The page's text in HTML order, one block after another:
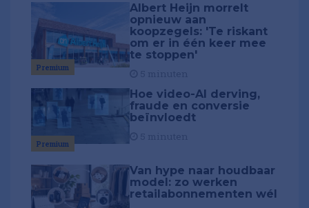
Premium
Albert Heijn morrelt
opnieuw aan
koopzegels: 'Te riskant
om er in één keer mee
te stoppen'
Premium
Hoe video-AI derving,
fraude en conversie
beïnvloedt
Van hype naar houdbaar
model: zo werken
retailabonnementen wél